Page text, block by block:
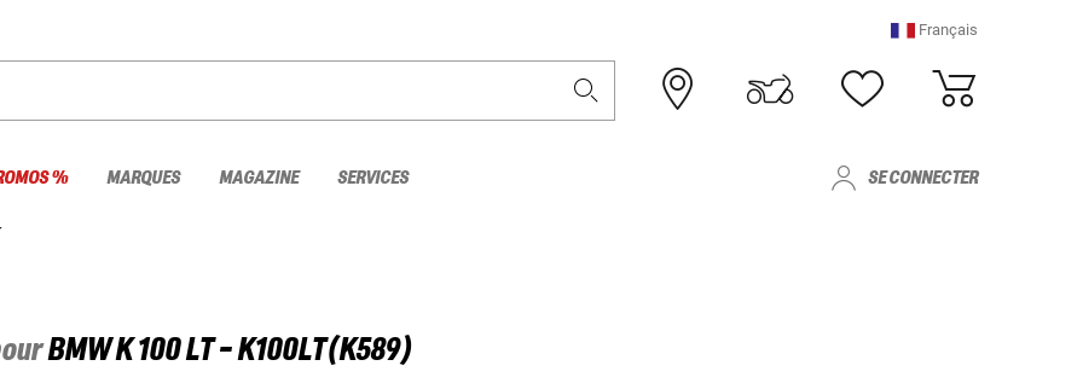
Français
% MARQUES MAGAZINE SERVICES SE CONNECTER
BMWK 100 LT - K100LT(K589)